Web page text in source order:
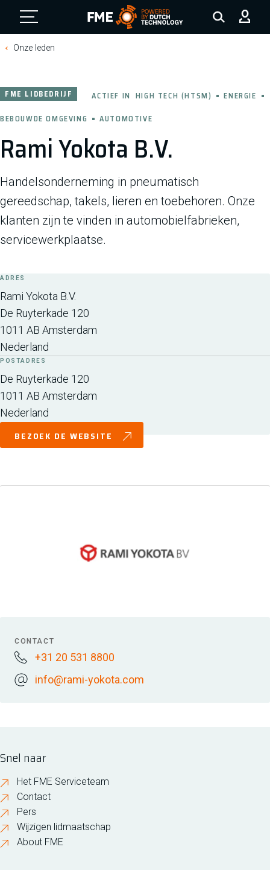
FME Logo, to the homepage
Onze leden
Rami Yokota B.V.
FME LIDBEDRIJF ACTIEF IN HIGH TECH (HTSM)
ENERGIE
BEBOUWDE OMGEVING
AUTOMOTIVE
Handelsonderneming in pneumatisch
gereedschap, takels, lieren en toebehoren. Onze
klanten zijn te vinden in automobielfabrieken,
servicewerkplaatse.
ADRES
Rami Yokota B.V.
De Ruyterkade 120
1011 AB Amsterdam
Nederland
POSTADRES
De Ruyterkade 120
1011 AB Amsterdam
Nederland
BEZOEK DE WEBSITE
CONTACT
+31 20 531 8800
info@rami-yokota.com
Snel naar
Het FME Serviceteam
Contact
Pers
Wijzigen lidmaatschap
About FME